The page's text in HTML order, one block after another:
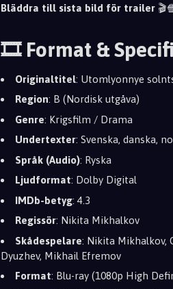
Bläddra till sista bild för trailer
🎞️ Format &
Originaltitel: Utomlyonnye
Region: B (Nordisk utgåva)
Genre: Krigsfilm / Drama
Undertexter: Svenska, danska,
Språk (Audio): Ryska
Ljudformat: Dolby Digital
IMDb-betyg: 4.3
Regissör: Nikita Mikhalkov
Skådespelare: Nikita Mikhalkov,
Dyuzhev, Mikhail Efremov
Format: Blu-ray (1080p High